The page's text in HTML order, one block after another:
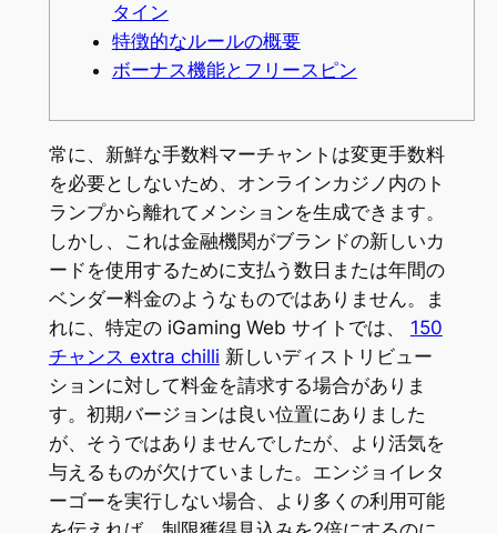
タイン
特徴的なルールの概要
ボーナス機能とフリースピン
常に、新鮮な手数料マーチャントは変更手数料
を必要としないため、オンラインカジノ内のト
ランプから離れてメンションを生成できます。
しかし、これは金融機関がブランドの新しいカ
ードを使用するために支払う数日または年間の
ベンダー料金のようなものではありません。ま
れに、特定の iGaming Web サイトでは、 150
チャンス extra chilli 新しいディストリビュー
ションに対して料金を請求する場合がありま
す。初期バージョンは良い位置にありました
が、そうではありませんでしたが、より活気を
与えるものが欠けていました。エンジョイレタ
ーゴーを実行しない場合、より多くの利用可能